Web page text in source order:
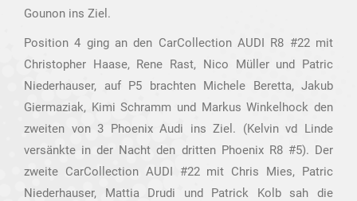
Gounon ins Ziel.
Position 4 ging an den CarCollection AUDI R8 #22 mit
Christopher Haase, Rene Rast, Nico Müller und Patric
Niederhauser, auf P5 brachten Michele Beretta, Jakub
Giermaziak, Kimi Schramm und Markus Winkelhock den
zweiten von 3 Phoenix Audi ins Ziel. (Kelvin vd Linde
versänkte in der Nacht den dritten Phoenix R8 #5). Der
zweite CarCollection AUDI #22 mit Chris Mies, Patric
Niederhauser, Mattia Drudi und Patrick Kolb sah die